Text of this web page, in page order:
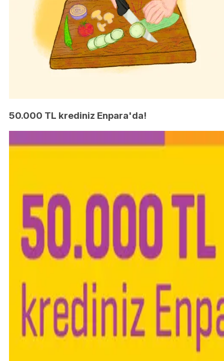
50.000 TL krediniz Enpara'da!